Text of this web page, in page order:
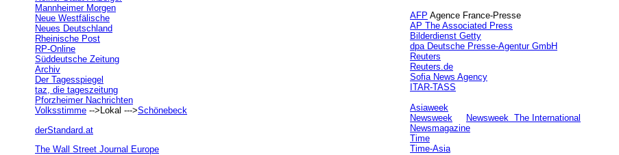
Mannheimer Morgen
Neue Westfälische
Neues Deutschland
Rheinische Post
RP-Online
Süddeutsche Zeitung
Archiv
Der Tagesspiegel
taz, die tageszeitung
Pforzheimer Nachrichten
Volksstimme -->Lokal --->Schönebeck
derStandard.at
The Wall Street Journal Europe
AFP Agence France-Presse
AP The Associated Press
Bilderdienst Getty
dpa Deutsche Presse-Agentur GmbH
Reuters
Reuters.de
Sofia News Agency
ITAR-TASS
Asiaweek
Newsweek
Newsweek The International
Newsmagazine
Time
Time-Asia